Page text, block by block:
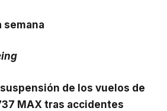
semana
de los vuelos de
MAX tras accidentes